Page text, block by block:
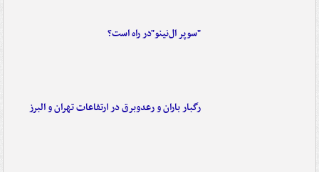
"سوپر ال‌نینو"در راه است؟
رگبار باران و رعدوبرق در ارتفاعات تهران و البرز